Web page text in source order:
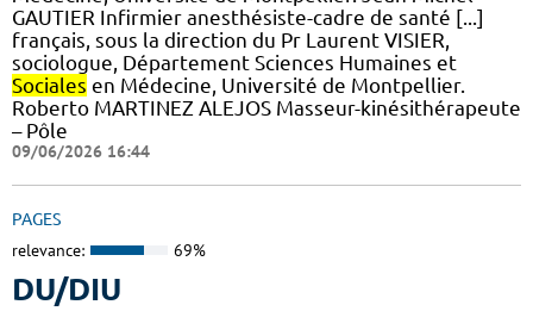
GAUTIER Infirmier anesthésiste-cadre de santé [...]
français, sous la direction du Pr Laurent VISIER,
sociologue, Département Sciences Humaines et
Sociales en Médecine, Université de Montpellier.
Roberto MARTINEZ ALEJOS Masseur-kinésithérapeute
– Pôle
09/06/2026 16:44
PAGES
relevance: 69%
DU/DIU